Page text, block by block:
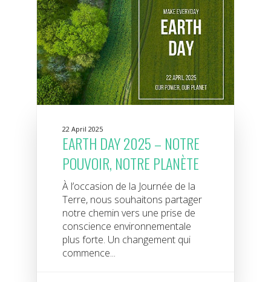
22 April 2025
EARTH DAY 2025 – NOTRE
POUVOIR, NOTRE PLANÈTE
À l’occasion de la Journée de la
Terre, nous souhaitons partager
notre chemin vers une prise de
conscience environnementale
plus forte. Un changement qui
commence...